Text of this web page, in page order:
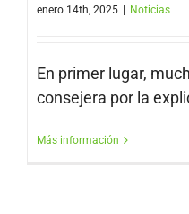
enero 14th, 2025 Noticias
En primer lugar,
consejera por la
Más información